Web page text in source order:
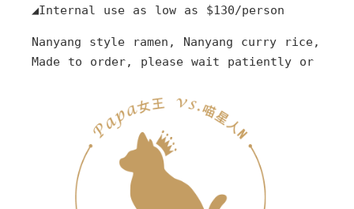
◢Internal use as low as $130/person
Nanyang style ramen, Nanyang curry rice,
Made to order, please wait patiently or